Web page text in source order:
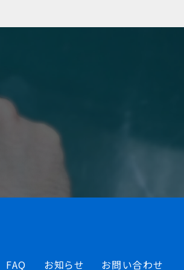
FAQ お知らせ お問い合わせ